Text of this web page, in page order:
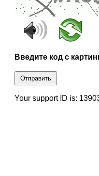
Введите код с
Отправить
Your support ID is: